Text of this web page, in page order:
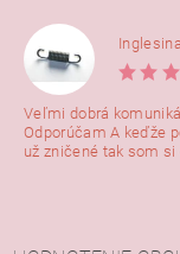
Veľmi dobrá
Odporúčam A keďže
už zničené tak som